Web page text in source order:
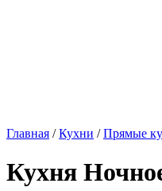
Главная /Кухни /Прямые
Кухня